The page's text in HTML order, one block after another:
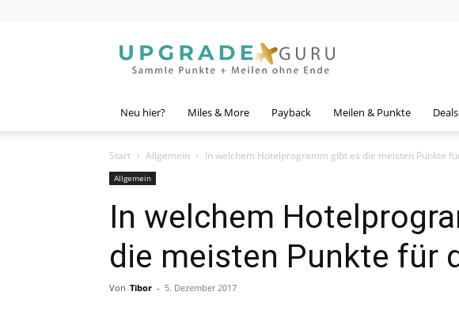
Guru
Neu hier? Miles & More Payback Meilen & Punkte Deals
Start Allgemein In welchem Hotelprogramm gibt es die meisten Punkte
Allgemein
In welchem
die meisten Punkte für
Von Tibor - 5. Dezember 2017